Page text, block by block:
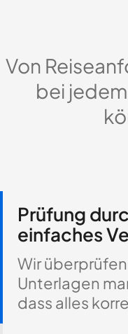
Von
bei
Prüfung
einfaches
Wir
Unterlagen
dass alles